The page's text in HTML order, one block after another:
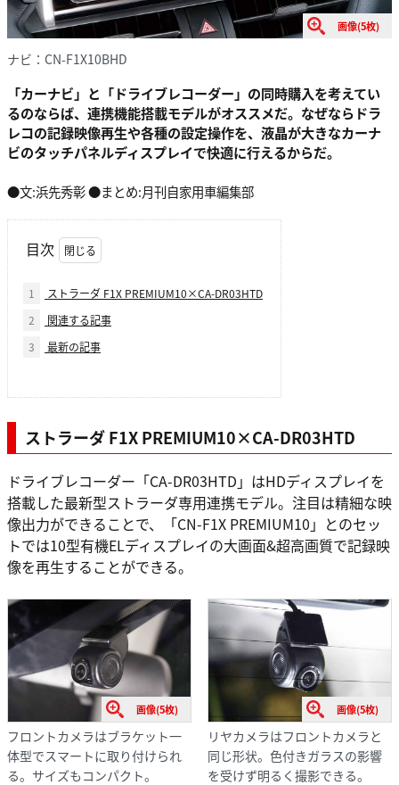
画像(5枚)
ナビ：CN-F1X10BHD
「カーナビ」と「ドライブレコーダー」の同時購入を考えてい
るのならば、連携機能搭載モデルがオススメだ。なぜならドラ
レコの記録映像再生や各種の設定操作を、液晶が大きなカーナ
ビのタッチパネルディスプレイで快適に行えるからだ。
●文:浜先秀彰 ●まとめ:月刊自家用車編集部
目次
1
ストラーダ F1X PREMIUM10×CA-DR03HTD
2
関連する記事
3
最新の記事
ストラーダ F1X PREMIUM10×CA-DR03HTD
ドライブレコーダー「CA-DR03HTD」はHDディスプレイを
搭載した最新型ストラーダ専用連携モデル。注目は精細な映
像出力ができることで、「CN-F1X PREMIUM10」とのセッ
トでは10型有機ELディスプレイの大画面&超高画質で記録映
像を再生することができる。
画像(5枚)
フロントカメラはブラケット一
体型でスマートに取り付けられ
る。サイズもコンパクト。
画像(5枚)
リヤカメラはフロントカメラと
同じ形状。色付きガラスの影響
を受けず明るく撮影できる。